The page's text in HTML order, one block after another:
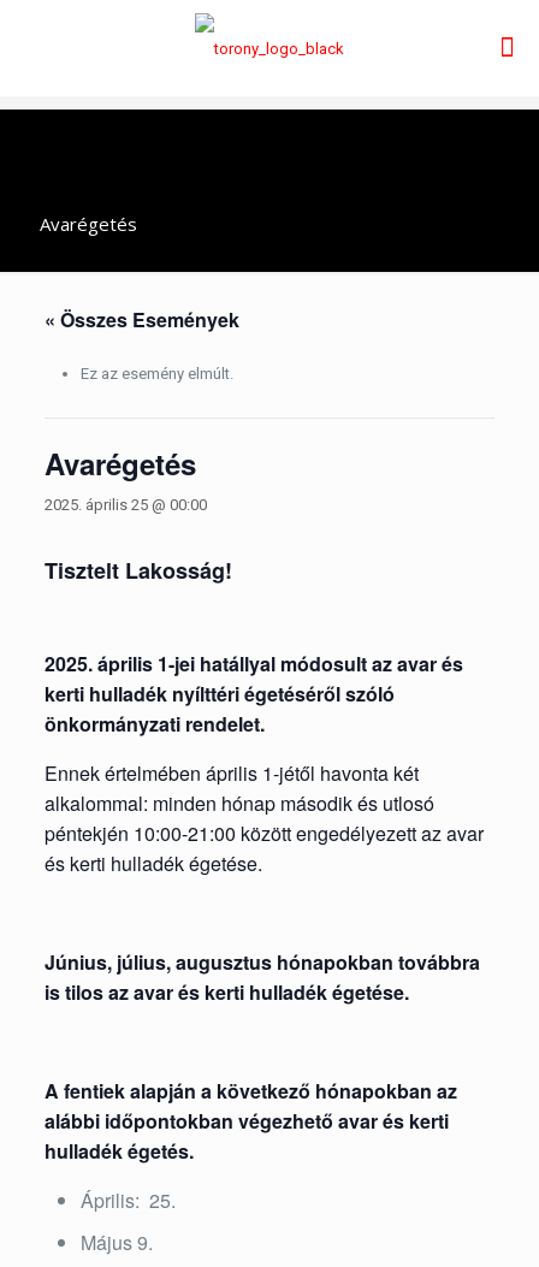
Avarégetés
« Összes Események
Ez az esemény elmúlt.
Avarégetés
2025. április 25 @ 00:00
Tisztelt Lakosság!
2025. április 1-jei hatállyal módosult az avar és
kerti hulladék nyílttéri égetéséről szóló
önkormányzati rendelet.
Ennek értelmében április 1-jétől havonta két
alkalommal: minden hónap második és utlosó
péntekjén 10:00-21:00 között engedélyezett az avar
és kerti hulladék égetése.
Június, július, augusztus hónapokban továbbra
is tilos az avar és kerti hulladék égetése.
A fentiek alapján a következő hónapokban az
alábbi időpontokban végezhető avar és kerti
hulladék égetés.
Április: 25.
Május 9.